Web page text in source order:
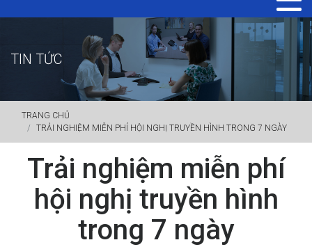
TIN TỨC
TRANG CHỦ
TRẢI NGHIỆM MIỄN PHÍ HỘI NGHỊ TRUYỀN HÌNH TRONG 7 NGÀY
Trải nghiệm miễn phí
hội nghị truyền hình
trong 7 ngày